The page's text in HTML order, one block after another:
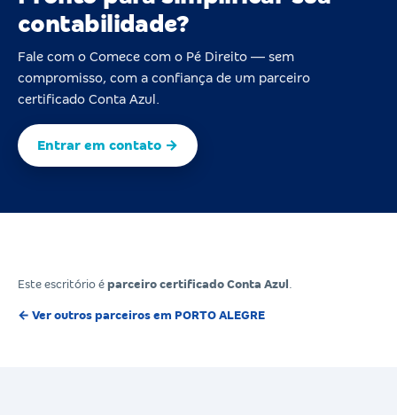
contabilidade?
Fale com o Comece com o Pé Direito — sem
compromisso, com a confiança de um parceiro
certificado Conta Azul.
Entrar em contato →
Este escritório é parceiro certificado Conta Azul
← Ver outros parceiros em PORTO ALEGRE